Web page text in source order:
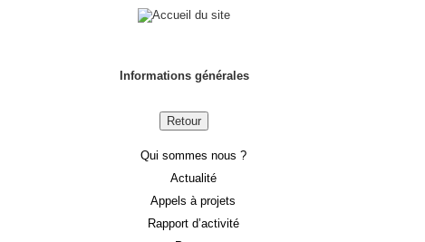
Informations générales
Retour
Qui sommes nous ?
Actualité
Appels à projets
Rapport d’activité